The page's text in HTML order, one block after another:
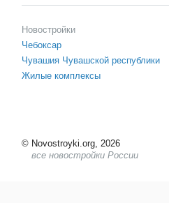
Новостройки
Чебоксар
Чувашия Чувашской республики
Жилые комплексы
© Novostroyki.org, 2026
все новостройки России